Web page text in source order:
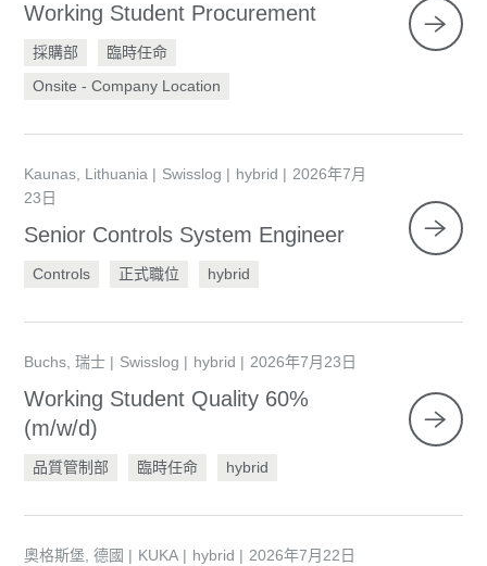
Working Student Procurement
採購部
臨時任命
Onsite - Company Location
Kaunas, Lithuania Swisslog hybrid
2026年7月
23日
Senior Controls System Engineer
Controls 正式職位 hybrid
Buchs, 瑞士 Swisslog hybrid 2026年7月23日
Working Student Quality 60%
(m/w/d)
品質管制部 臨時任命 hybrid
奧格斯堡, 德國 KUKA hybrid 2026年7月22日